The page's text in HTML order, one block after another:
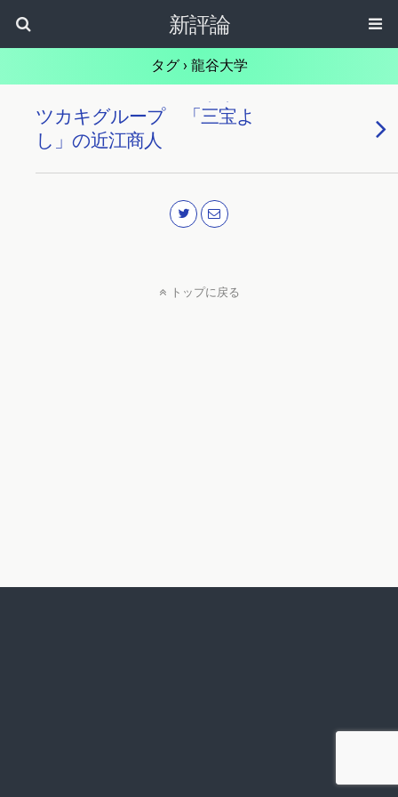
新評論
タグ › 龍谷大学
ツカキグループ 「三宝よ
し」の近江商人
トップに戻る